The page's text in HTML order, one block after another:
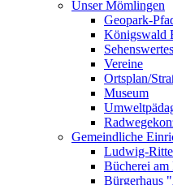
Unser Mömlingen
Geopark-
Königswald
Sehenswertes
Vereine
Ortsplan/
Museum
Gemeindliche
Ludwig-
Bücherei
Bürgerhaus